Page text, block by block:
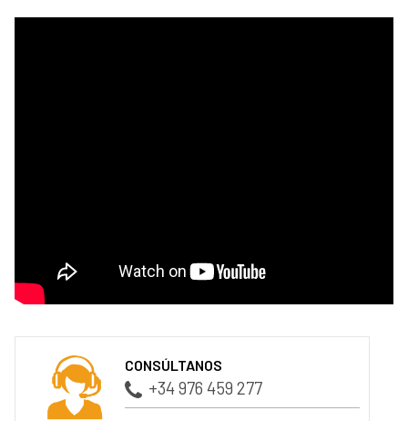
CONSÚLTANOS
+34 976 459 277